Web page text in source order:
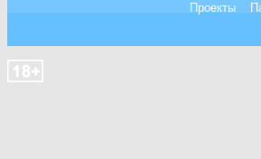
Проекты